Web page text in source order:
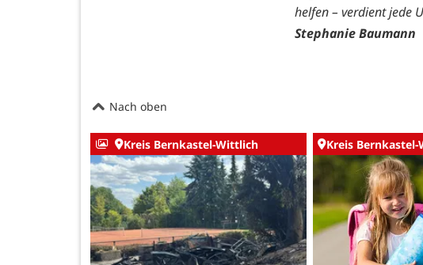
helfen – verdient jede
Stephanie Baumann
Nach oben
Kreis Bernkastel-Wittlich Kreis